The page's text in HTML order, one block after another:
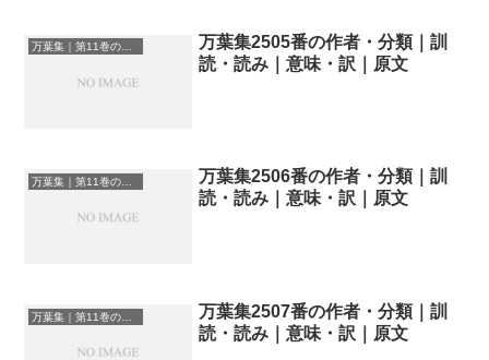
万葉集｜第11巻の和歌一覧
万葉集2505番の作者・分類｜訓
読・読み｜意味・訳｜原文
万葉集｜第11巻の和歌一覧
万葉集2506番の作者・分類｜訓
読・読み｜意味・訳｜原文
万葉集｜第11巻の和歌一覧
万葉集2507番の作者・分類｜訓
読・読み｜意味・訳｜原文